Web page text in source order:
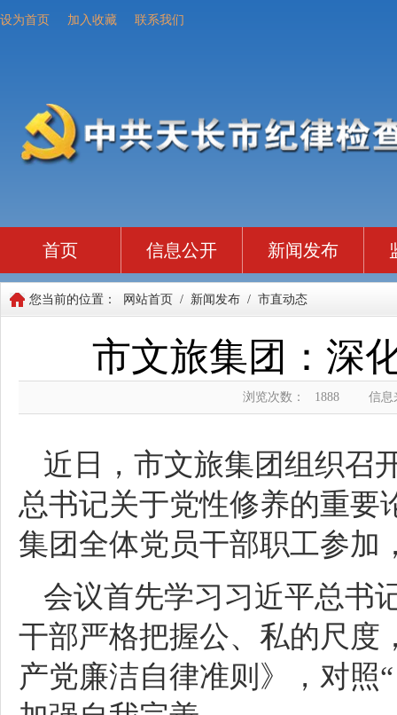
设为首页 加入收藏 联系我们
首页 信息公开 新闻发布
您当前的位置： 网站首页 / 新闻发布 / 市直动态
市文旅集团：深
浏览次数： 1888 信息
近日，市文旅集团组织召
总书记关于党性修养的重要
集团全体党员干部职工参加
会议首先学习习近平总书
干部严格把握公、私的尺度
产党廉洁自律准则》，对照